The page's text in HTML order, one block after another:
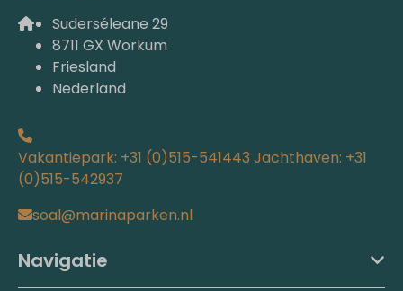
Suderséleane 29
8711 GX Workum
Friesland
Nederland
Vakantiepark: +31 (0)515-541443 Jachthaven: +31
(0)515-542937
soal@marinaparken.nl
Navigatie